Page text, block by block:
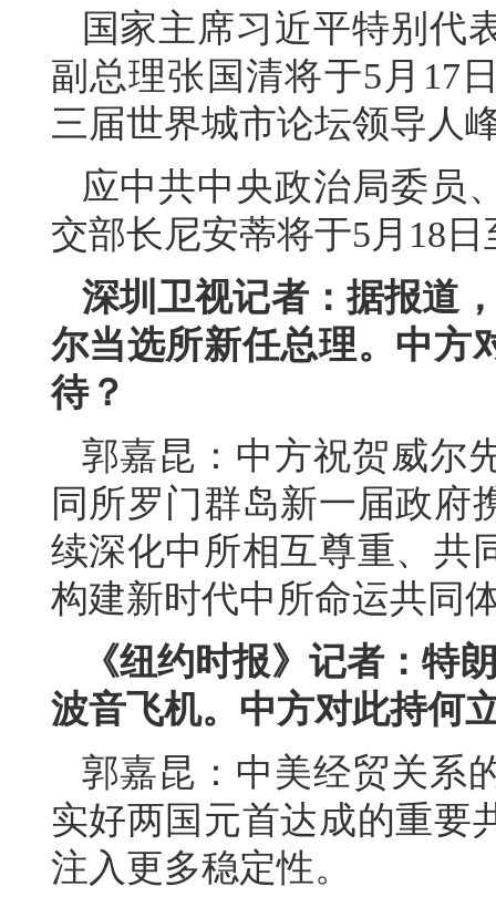
国家主席习近平特别代
副总理张国清将于5月17
三届世界城市论坛领导人
应中共中央政治局委员
交部长尼安蒂将于5月18
深圳卫视记者：据报道
尔当选所新任总理。中方
待？
郭嘉昆：中方祝贺威尔
同所罗门群岛新一届政府
续深化中所相互尊重、共
构建新时代中所命运共同
《纽约时报》记者：特
波音飞机。中方对此持何
郭嘉昆：中美经贸关系
实好两国元首达成的重要
注入更多稳定性。